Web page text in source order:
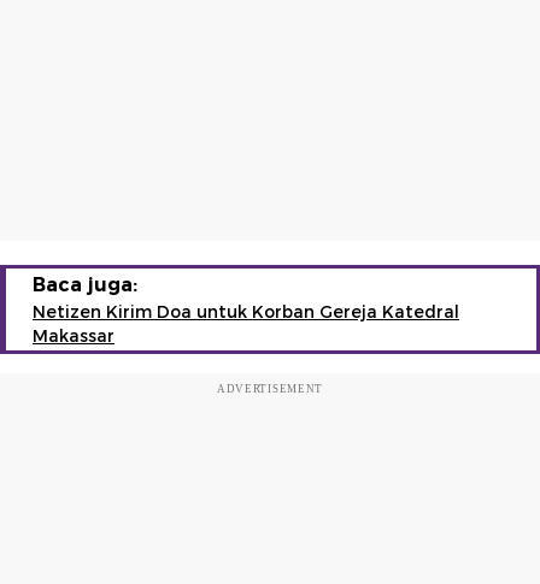
Baca juga:
Netizen Kirim Doa untuk Korban Gereja Katedral
Makassar
ADVERTISEMENT